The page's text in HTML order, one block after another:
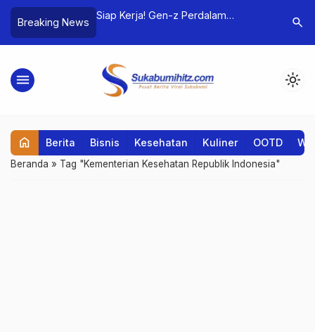
Breaking News
Pekerja Lebih
Siap Kerja! Gen-z Perdalam
Lagusearch
menu light_mode
home Berita Bisnis Kesehatan Kuliner OOTD
Beranda » Tag "Kementerian Kesehatan Republik Indonesia"